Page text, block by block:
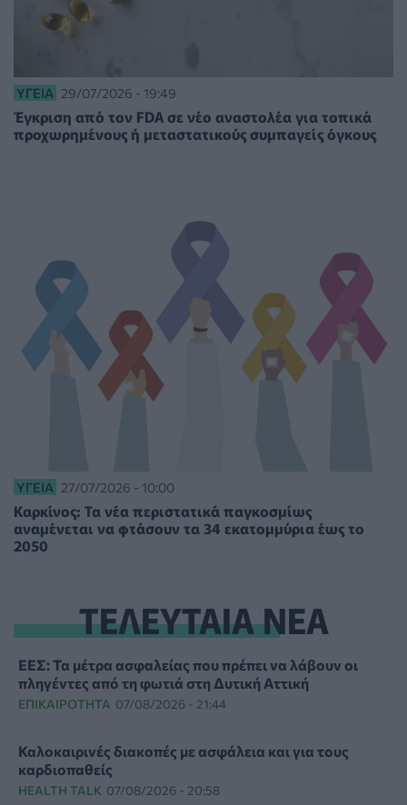
ΥΓΕΊΑ 29/07/2026 - 19:49
Έγκριση από τον FDA σε νέο αναστολέα για τοπικά
προχωρημένους ή μεταστατικούς συμπαγείς όγκους
ΥΓΕΊΑ 27/07/2026 - 10:00
Καρκίνος: Τα νέα περιστατικά παγκοσμίως
αναμένεται να φτάσουν τα 34 εκατομμύρια έως το
2050
ΤΕΛΕΥΤΑΙΑ ΝΕΑ
ΕΕΣ: Τα μέτρα ασφαλείας που πρέπει να λάβουν οι
πληγέντες από τη φωτιά στη Δυτική Αττική
ΕΠΙΚΑΙΡΌΤΗΤΑ 07/08/2026 - 21:44
Καλοκαιρινές διακοπές με ασφάλεια και για τους
καρδιοπαθείς
HEALTH TALK 07/08/2026 - 20:58